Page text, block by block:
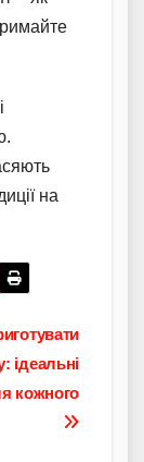
на
ідеальні
кожного